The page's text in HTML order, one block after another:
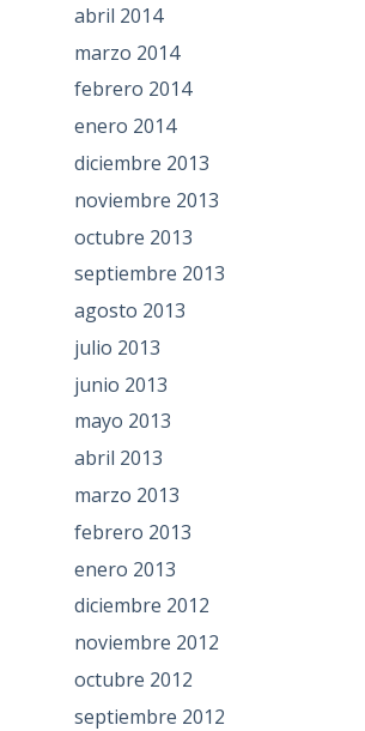
abril 2014
marzo 2014
febrero 2014
enero 2014
diciembre 2013
noviembre 2013
octubre 2013
septiembre 2013
agosto 2013
julio 2013
junio 2013
mayo 2013
abril 2013
marzo 2013
febrero 2013
enero 2013
diciembre 2012
noviembre 2012
octubre 2012
septiembre 2012